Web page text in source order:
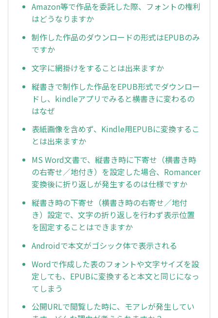
Amazon等で作品を委託した際、フォントの権利
はどうなりますか
制作した作品のダウンロードの形式はEPUBのみ
ですか
文字に網掛けをすることは出来ますか
縦書きで制作した作品をEPUB形式でダウンロー
ドし、kindleアプリでみると横書きに変わるの
はなぜ
表紙画像を含めず、Kindle用EPUBに変換するこ
とは出来ますか
MS Word文書で、縦書き時に下寄せ（横書き時
の右寄せ／地付き）を設定した場合、Romancer
変換後に折り返しが発生するのは仕様ですか
縦書き時の下寄せ（横書き時の右寄せ／地付
き）設定で、文字の折り返しを行わず表示位置
を固定することはできますか
Androidで本文がゴシック体で表示される
Wordで作成した表のフォントや文字サイズを設
定しても、EPUBに変換すると本文と同じになっ
てしまう
公開URLで閲覧した時に、モアレが発生してい